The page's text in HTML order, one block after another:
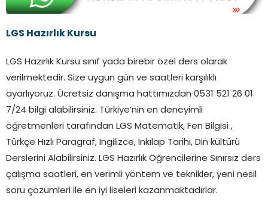
LGS Hazırlık Kursu
LGS Hazırlık Kursu sınıf yada birebir özel ders olarak
verilmektedir. Size uygun gün ve saatleri karşılıklı
ayarlıyoruz. Ücretsiz danışma hattımızdan 0531 521 26 01
7/24 bilgi alabilirsiniz. Türkiye’nin en deneyimli
öğretmenleri tarafından LGS Matematik, Fen Bilgisi ,
Türkçe Hızlı Paragraf, İngilizce, İnkılap Tarihi, Din kültürü
Derslerini Alabilirsiniz. LGS Hazırlık Öğrencilerine Sınırsız ders
çalışma saatleri, en verimli yöntem ve teknikler, yeni nesil
soru çözümleri ile en iyi liseleri kazanmaktadırlar.